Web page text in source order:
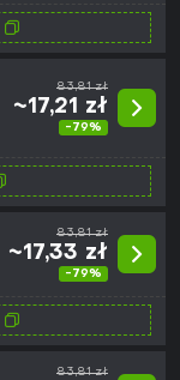
83,81 zł
~17,21 zł
-79%
83,81 zł
~17,33 zł
-79%
83,81 zł